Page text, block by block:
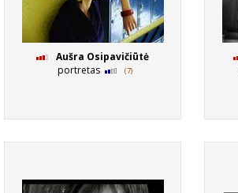
Aušra Osipavičiūtė
portretas
(7)